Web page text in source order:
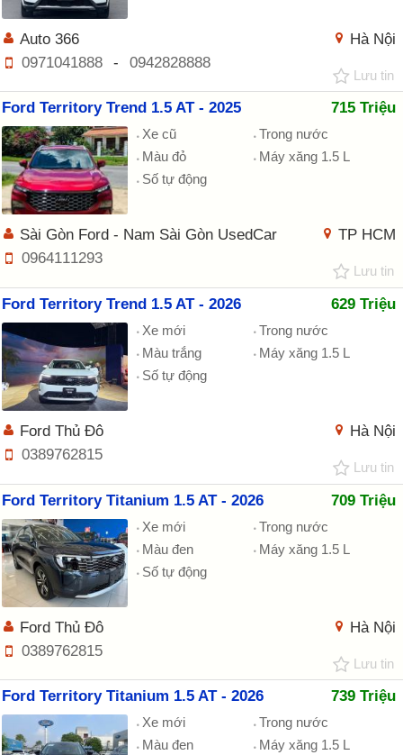
Hà Nội
Auto 366
0971041888
- 0942828888
Lưu tin
Ford Territory Trend 1.5 AT - 2025 715 Triệu
Xe cũ
Trong nước
Màu đỏ
Máy xăng 1.5 L
Số tự động
TP HCM
Sài Gòn Ford - Nam Sài Gòn UsedCar
0964111293
Lưu tin
Ford Territory Trend 1.5 AT - 2026 629 Triệu
Xe mới
Trong nước
Màu trắng
Máy xăng 1.5 L
Số tự động
Hà Nội
Ford Thủ Đô
0389762815
Lưu tin
Ford Territory Titanium 1.5 AT - 2026 709 Triệu
Xe mới
Trong nước
Màu đen
Máy xăng 1.5 L
Số tự động
Hà Nội
Ford Thủ Đô
0389762815
Lưu tin
Ford Territory Titanium 1.5 AT - 2026 739 Triệu
Xe mới
Trong nước
Màu đen
Máy xăng 1.5 L